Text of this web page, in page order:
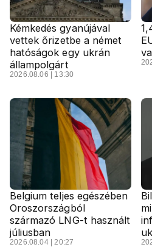
Kémkedés gyanújával
vettek őrizetbe a német
hatóságok egy ukrán
állampolgárt
2026.08.06 | 13:30
Belgium teljes egészében
Oroszországból
származó LNG-t használt
júliusban
2026.08.04 | 20:27